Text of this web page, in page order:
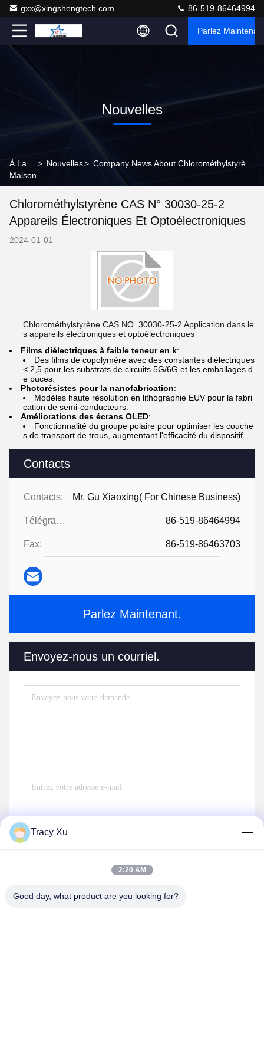
gxx@xingshengtech.com 86-519-86464994
Parlez
Nouvelles
À La
Maison
> Nouvelles>
Contacts
Contacts: Mr. Gu Xiaoxing( For Chinese Business)
Télégramme: 86-519-86464994
Fax: 86-519-86463703
Parlez Maintenant.
Envoyez-nous un courriel.
Chlorométhylstyrène CAS N° 30030-25-2
Appareils Électroniques Et Optoélectroniques
2024-01-01
Chlorométhylstyrène CAS NO. 30030-25-2 Application dans le
s appareils électroniques et optoélectroniques
Films diélectriques à faible teneur en k:
Des films de copolymère avec des constantes diélectriques
< 2,5 pour les substrats de circuits 5G/6G et les emballages d
e puces.
Photorésistes pour la nanofabrication:
Modèles haute résolution en lithographie EUV pour la fabri
cation de semi-conducteurs.
Améliorations des écrans OLED:
Fonctionnalité du groupe polaire pour optimiser les couche
s de transport de trous, augmentant l'efficacité du dispositif.
Tracy Xu
2:20 AM
Good day, what product are you looking for?